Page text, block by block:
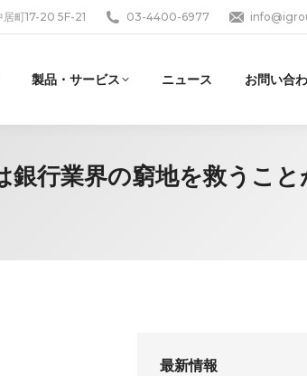
町17-20 5F-21 03-4400-6977
製品・サービス ニュース お問い合
行業界の窮地を救うこと
最新情報